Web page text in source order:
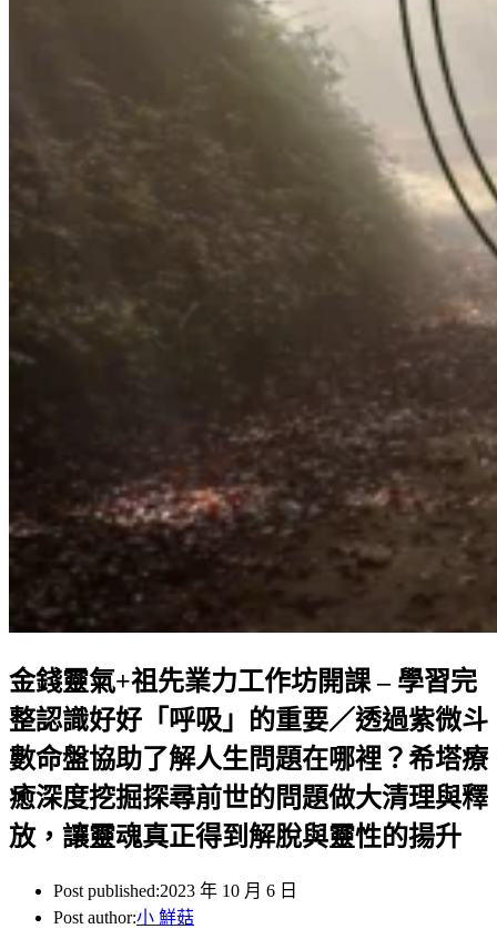
金錢靈氣+祖先業力工作坊開課 – 學習完
整認識好好「呼吸」的重要／透過紫微斗
數命盤協助了解人生問題在哪裡？希塔療
癒深度挖掘探尋前世的問題做大清理與釋
放，讓靈魂真正得到解脫與靈性的揚升
Post published:2023 年 10 月 6 日
Post author:小 鮮菇